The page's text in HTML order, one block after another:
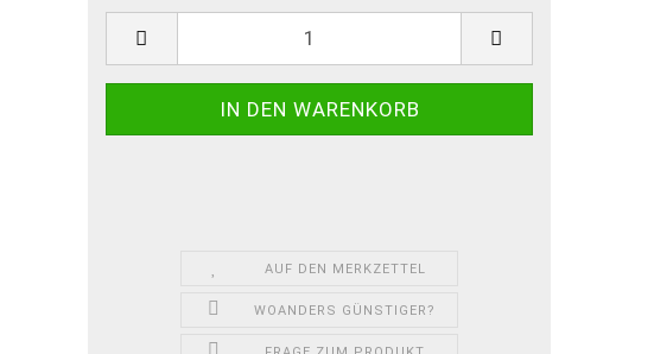
AUF DEN MERKZETTEL
WOANDERS GÜNSTIGER?